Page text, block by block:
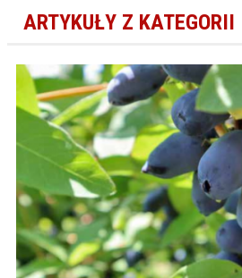
ARTYKUŁY Z KATEGORII